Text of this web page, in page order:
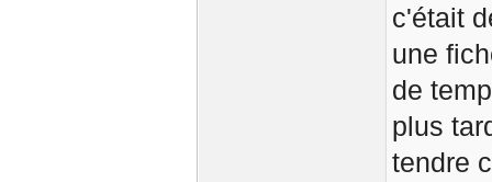
c'était
une
de
plus
tendre